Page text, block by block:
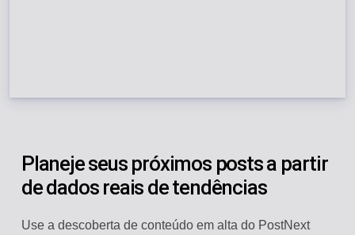
Planeje seus próximos posts a partir
de dados reais de tendências
Use a descoberta de conteúdo em alta do PostNext